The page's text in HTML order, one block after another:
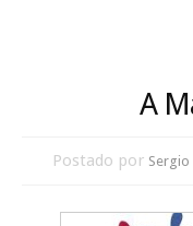
A
Postado por Sergio